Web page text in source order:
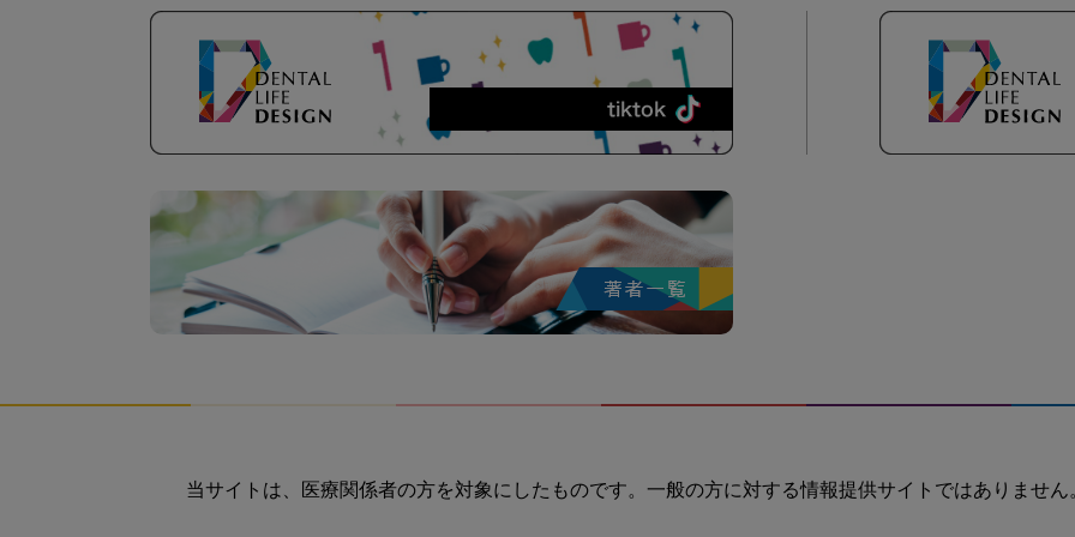
当サイトは、医療関係者の方を対象にしたものです。一般の方に対する情報提供サイトではありません